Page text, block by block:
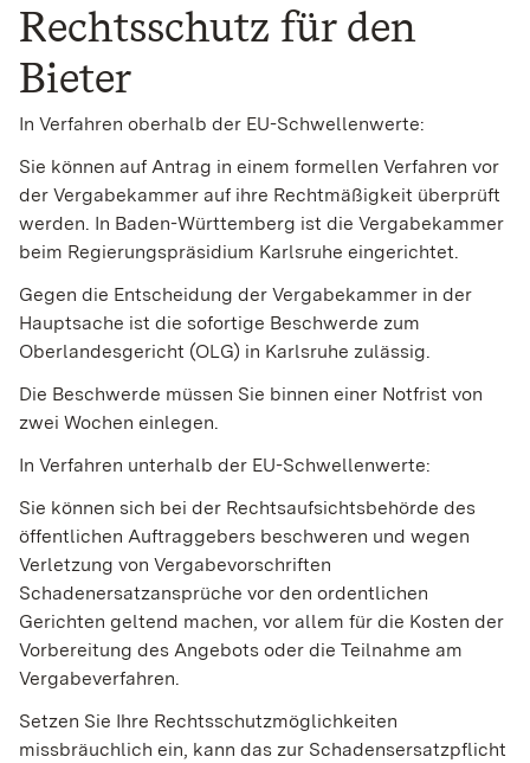
Rechtsschutz für den
Bieter
In Verfahren oberhalb der EU-Schwellenwerte:
Sie können auf Antrag in einem formellen Verfahren vor
der Vergabekammer auf ihre Rechtmäßigkeit überprüft
werden. In Baden-Württemberg ist die Vergabekammer
beim Regierungspräsidium Karlsruhe eingerichtet.
Gegen die Entscheidung der Vergabekammer in der
Hauptsache ist die sofortige Beschwerde zum
Oberlandesgericht (OLG) in Karlsruhe zulässig.
Die Beschwerde müssen Sie binnen einer Notfrist von
zwei Wochen einlegen.
In Verfahren unterhalb der EU-Schwellenwerte:
Sie können sich bei der Rechtsaufsichtsbehörde des
öffentlichen Auftraggebers beschweren und wegen
Verletzung von Vergabevorschriften
Schadenersatzansprüche vor den ordentlichen
Gerichten geltend machen, vor allem für die Kosten der
Vorbereitung des Angebots oder die Teilnahme am
Vergabeverfahren.
Setzen Sie Ihre Rechtsschutzmöglichkeiten
missbräuchlich ein, kann das zur Schadensersatzpflicht